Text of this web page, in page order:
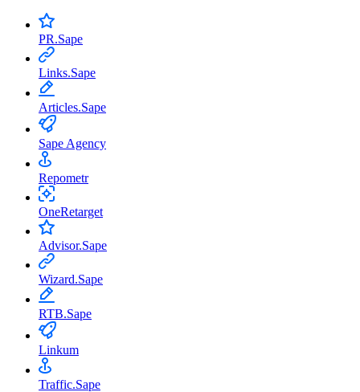
PR.Sape
Links.Sape
Articles.Sape
Sape Agency
Repometr
OneRetarget
Advisor.Sape
Wizard.Sape
RTB.Sape
Linkum
Traffic.Sape